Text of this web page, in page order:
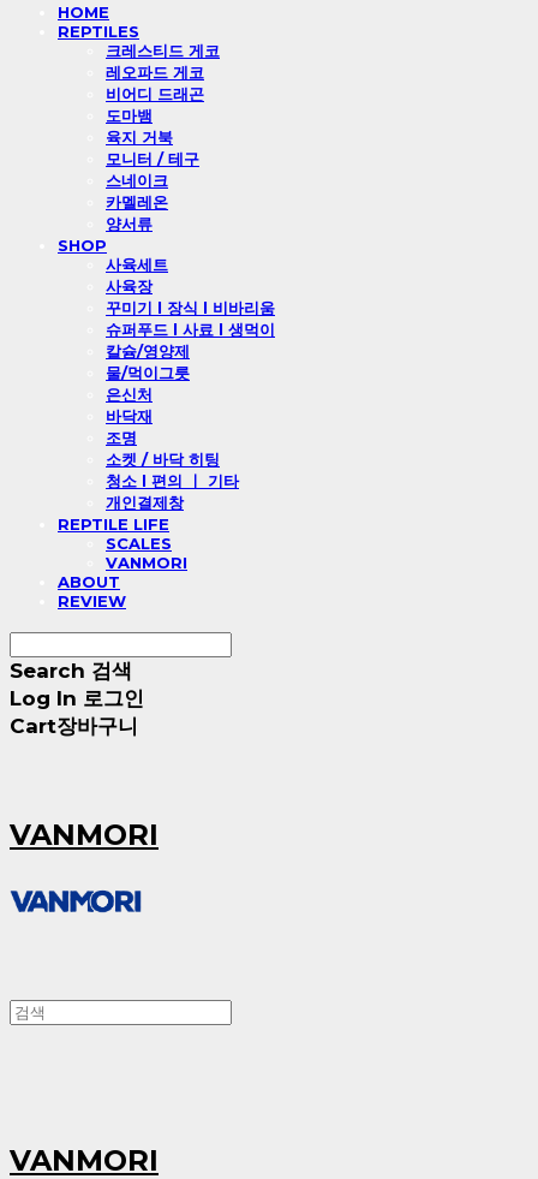
HOME
REPTILES
크레스티드 게코
레오파드 게코
비어디 드래곤
도마뱀
육지 거북
모니터 / 테구
스네이크
카멜레온
양서류
SHOP
사육세트
사육장
꾸미기 l 장식 l 비바리움
슈퍼푸드 l 사료 l 생먹이
칼슘/영양제
물/먹이그릇
은신처
바닥재
조명
소켓 / 바닥 히팅
청소 l 편의 ㅣ 기타
개인결제창
REPTILE LIFE
SCALES
VANMORI
ABOUT
REVIEW
Search 검색
Log In 로그인
Cart장바구니
VANMORI
VANMORI